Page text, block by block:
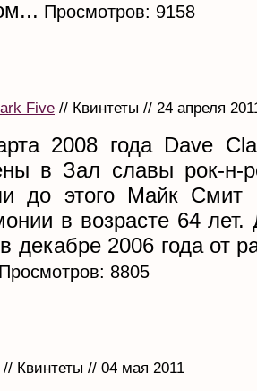
Просмотров: 9158
Five // Квинтеты // 24 апреля
2008 года Dave
в Зал славы рок-н-
до этого Майк Смит
в возрасте 64 лет.
декабре 2006 года от
Просмотров: 8805
// Квинтеты // 04 мая 2011